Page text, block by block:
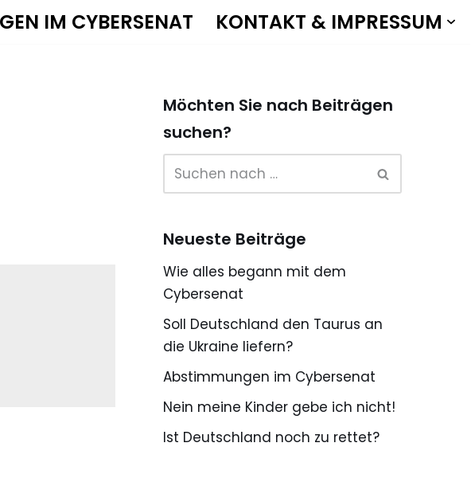
IM CYBERSENAT KONTAKT & IMPRESSUM
Möchten Sie nach Beiträgen
suchen?
Neueste Beiträge
Wie alles begann mit dem
Cybersenat
Soll Deutschland den Taurus an
die Ukraine liefern?
Abstimmungen im Cybersenat
Nein meine Kinder gebe ich nicht!
Ist Deutschland noch zu rettet?